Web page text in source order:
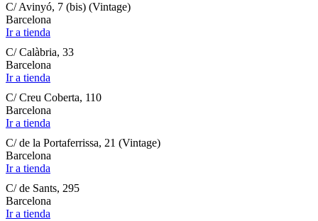
C/ Avinyó, 7 (bis) (Vintage)
Barcelona
Ir a tienda
C/ Calàbria, 33
Barcelona
Ir a tienda
C/ Creu Coberta, 110
Barcelona
Ir a tienda
C/ de la Portaferrissa, 21 (Vintage)
Barcelona
Ir a tienda
C/ de Sants, 295
Barcelona
Ir a tienda